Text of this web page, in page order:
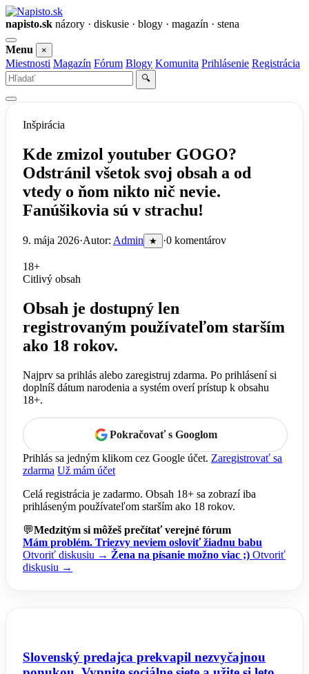
napisto.sk názory · diskusie · blogy · magazín · stena
Otvoriť
menu
Menu ×
Miestnosti Magazín Fórum Blogy Komunita Prihlásenie Registrácia
Vyhľadať
🔍
Inšpirácia
Kde zmizol youtuber GOGO?
Odstránil všetok svoj obsah a od
vtedy o ňom nikto nič nevie.
Fanúšikovia sú v strachu!
9. mája 2026·Autor: Admin ★ ·0 komentárov
18+
Citlivý obsah
Obsah je dostupný len
registrovaným používateľom starším
ako 18 rokov.
Najprv sa prihlás alebo zaregistruj zdarma. Po prihlásení si
doplníš dátum narodenia a systém overí prístup k obsahu
18+.
Pokračovať s Googlom
Prihlás sa jedným klikom cez Google účet. Zaregistrovať sa
zdarma Už mám účet
Celá registrácia je zadarmo. Obsah 18+ sa zobrazí iba
prihláseným používateľom starším ako 18 rokov.
💬Medzitým si môžeš prečítať verejné fórum
Mám problém. Triezvy neviem osloviť žiadnu babu
Otvoriť diskusiu → Žena na písanie možno viac ;) Otvoriť
diskusiu →
Slovenský predajca prekvapil nezvyčajnou